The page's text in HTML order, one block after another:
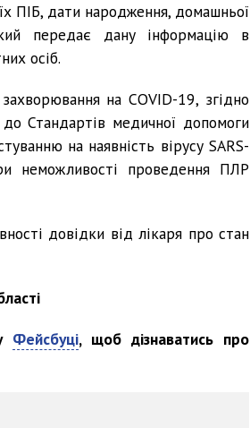
ПІБ, дати народження, домашньої
передає дану інформацію в
осіб.
на COVID-19, згідно
Стандартів медичної допомоги
на наявність вірусу SARS-
неможливості проведення ПЛР
довідки від лікаря про стан
Фейсбуці, щоб дізнаватись про